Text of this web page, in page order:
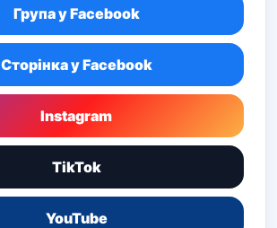
Група у Facebook
Сторінка у Facebook
Instagram
TikTok
YouTube